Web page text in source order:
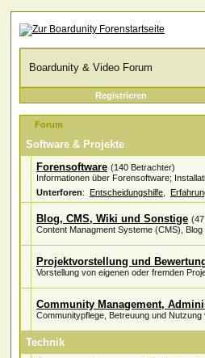
Boardunity & Video Forum
Registrieren
Forum
Software & Projekte
Forensoftware (140 Betrachter)
Informationen über Forensoftware;
Unterforen: Entscheidungshilfe
Blog, CMS, Wiki und Sonstige
Content Managment Systeme (CMS),
Projektvorstellung und
Vorstellung von eigenen oder fremden
Community Management,
Communitypflege, Betreuung und
Technik